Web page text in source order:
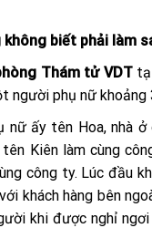
không biết phải làm
Thám tử VDTtại
người phụ nữ khoảng
nữ ấy tên Hoa, nhà
Kiên làm cùng
công ty. Lúc đầu
khách hàng bên
khi được nghỉ ngơi